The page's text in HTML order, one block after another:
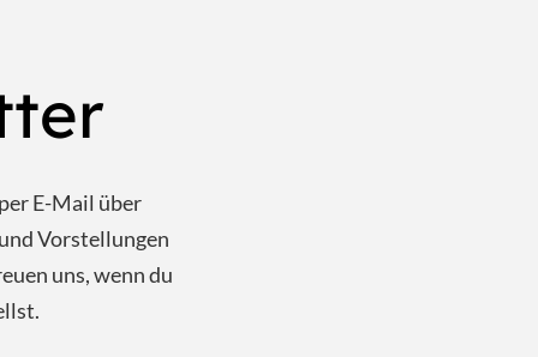
E-Mail über
Vorstellungen
uns, wenn du